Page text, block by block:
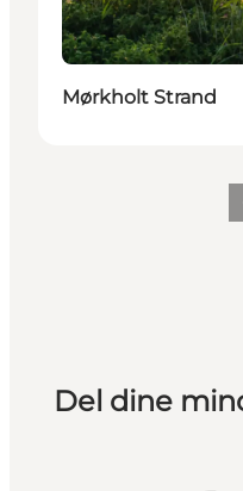
Mørkholt Strand
Del dine